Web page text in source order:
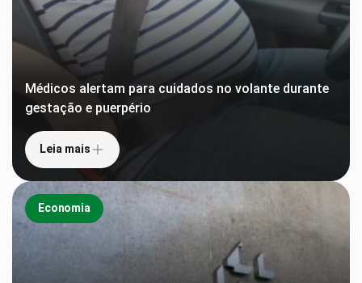
Médicos alertam para cuidados no volante durante
gestação e puerpério
Leia mais
Economia